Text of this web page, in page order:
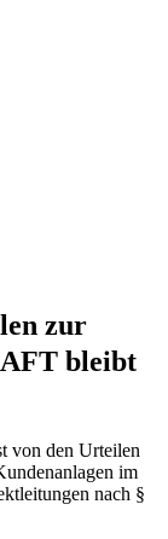
zur
bleibt
von den Urteilen
im
nach §